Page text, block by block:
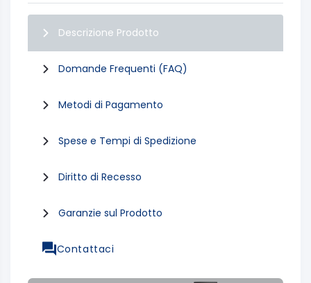
Descrizione Prodotto
Domande Frequenti (FAQ)
Metodi di Pagamento
Spese e Tempi di Spedizione
Diritto di Recesso
Garanzie sul Prodotto
Contattaci